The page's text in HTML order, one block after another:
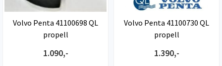
Volvo Penta 41100698 QL
propell
1.090,-
Volvo Penta 41100730 QL
propell
1.390,-